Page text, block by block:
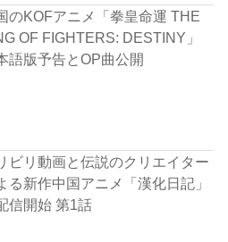
のKOFアニメ「拳皇命運 THE
OF FIGHTERS: DESTINY」
語版予告とOP曲公開
ビリ動画と伝説のクリエイター
る新作中国アニメ「漢化日記」
信開始 第1話